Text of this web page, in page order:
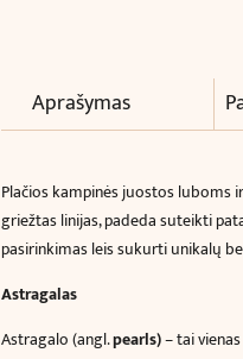
Aprašymas
Plačios kampinės juostos luboms
griežtas linijas, padeda suteikti
pasirinkimas leis sukurti unikalų
Astragalas
Astragalo (angl.pearls)– tai